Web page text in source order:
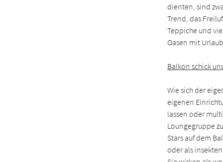
dienten, sind
Trend, das
Teppiche und
Oasen mit
Balkon schick
Wie sich der
eigenen
lassen oder
Loungegruppe
Stars auf dem
oder als